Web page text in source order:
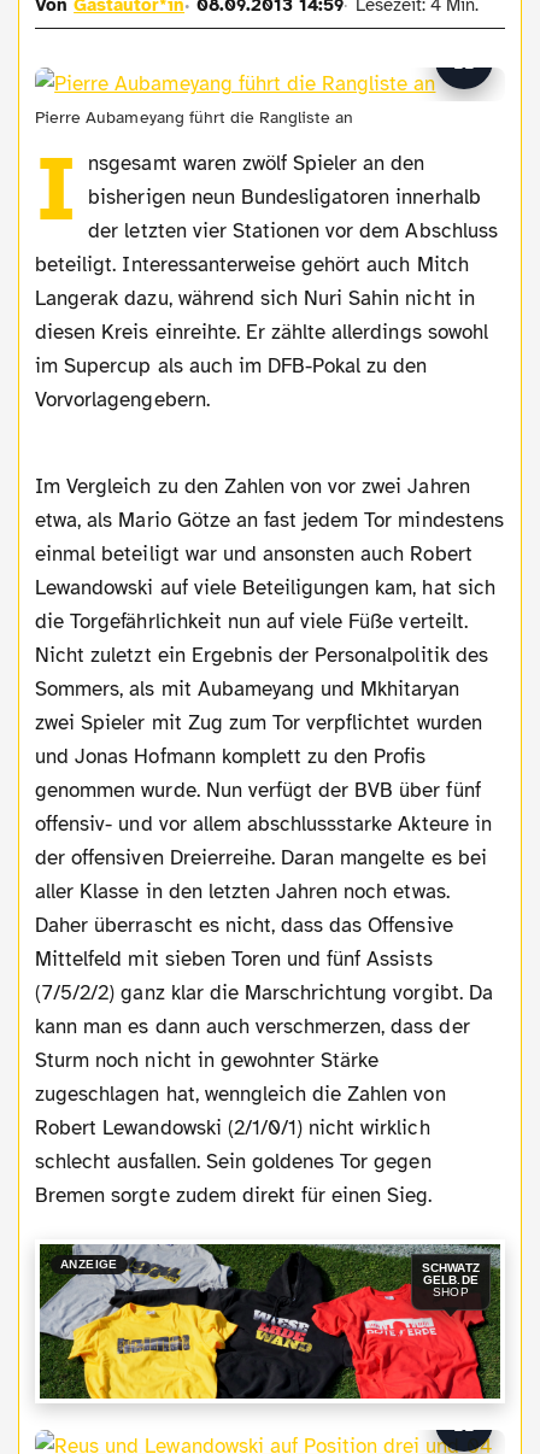
VonGastautor*in 08.09.2013 14:59 Lesezeit: 4 Min.
Pierre Aubameyang führt die Rangliste an
I
nsgesamt waren zwölf Spieler an den
bisherigen neun Bundesligatoren innerhalb
der letzten vier Stationen vor dem Abschluss
beteiligt. Interessanterweise gehört auch Mitch
Langerak dazu, während sich Nuri Sahin nicht in
diesen Kreis einreihte. Er zählte allerdings sowohl
im Supercup als auch im DFB-Pokal zu den
Vorvorlagengebern.
Im Vergleich zu den Zahlen von vor zwei Jahren
etwa, als Mario Götze an fast jedem Tor mindestens
einmal beteiligt war und ansonsten auch Robert
Lewandowski auf viele Beteiligungen kam, hat sich
die Torgefährlichkeit nun auf viele Füße verteilt.
Nicht zuletzt ein Ergebnis der Personalpolitik des
Sommers, als mit Aubameyang und Mkhitaryan
zwei Spieler mit Zug zum Tor verpflichtet wurden
und Jonas Hofmann komplett zu den Profis
genommen wurde. Nun verfügt der BVB über fünf
offensiv- und vor allem abschlussstarke Akteure in
der offensiven Dreierreihe. Daran mangelte es bei
aller Klasse in den letzten Jahren noch etwas.
Daher überrascht es nicht, dass das Offensive
Mittelfeld mit sieben Toren und fünf Assists
(7/5/2/2) ganz klar die Marschrichtung vorgibt. Da
kann man es dann auch verschmerzen, dass der
Sturm noch nicht in gewohnter Stärke
zugeschlagen hat, wenngleich die Zahlen von
Robert Lewandowski (2/1/0/1) nicht wirklich
schlecht ausfallen. Sein goldenes Tor gegen
Bremen sorgte zudem direkt für einen Sieg.
ANZEIGE
SCHWATZ
GELB.DE
SHOP